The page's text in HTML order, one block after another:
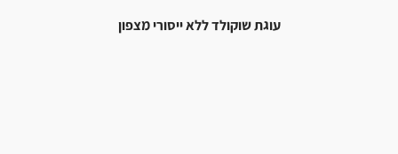
עוגת שוקולד ללא ייסורי מצפון